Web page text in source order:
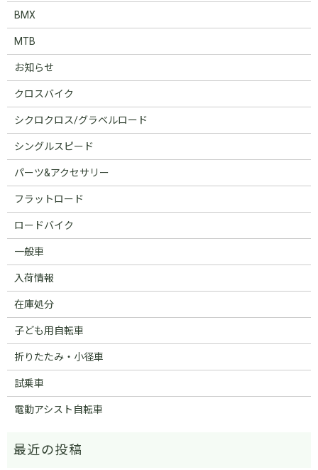
BMX
MTB
お知らせ
クロスバイク
シクロクロス/グラベルロード
シングルスピード
パーツ&アクセサリー
フラットロード
ロードバイク
一般車
入荷情報
在庫処分
子ども用自転車
折りたたみ・小径車
試乗車
電動アシスト自転車